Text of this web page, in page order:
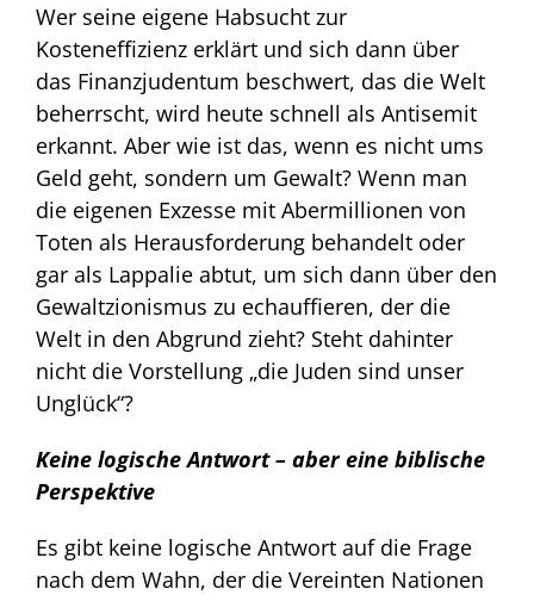
Wer seine eigene Habsucht zur
Kosteneffizienz erklärt und sich dann über
das Finanzjudentum beschwert, das die Welt
beherrscht, wird heute schnell als Antisemit
erkannt. Aber wie ist das, wenn es nicht ums
Geld geht, sondern um Gewalt? Wenn man
die eigenen Exzesse mit Abermillionen von
Toten als Herausforderung behandelt oder
gar als Lappalie abtut, um sich dann über den
Gewaltzionismus zu echauffieren, der die
Welt in den Abgrund zieht? Steht dahinter
nicht die Vorstellung „die Juden sind unser
Unglück“?
Keine logische Antwort – aber eine biblische
Perspektive
Es gibt keine logische Antwort auf die Frage
nach dem Wahn, der die Vereinten Nationen